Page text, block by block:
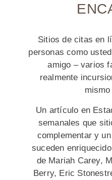
Sitios de citas en
personas como
amigo – varios
realmente
Un artículo en
semanales que
complementar y
suceden
de Mariah Carey,
Berry, Eric